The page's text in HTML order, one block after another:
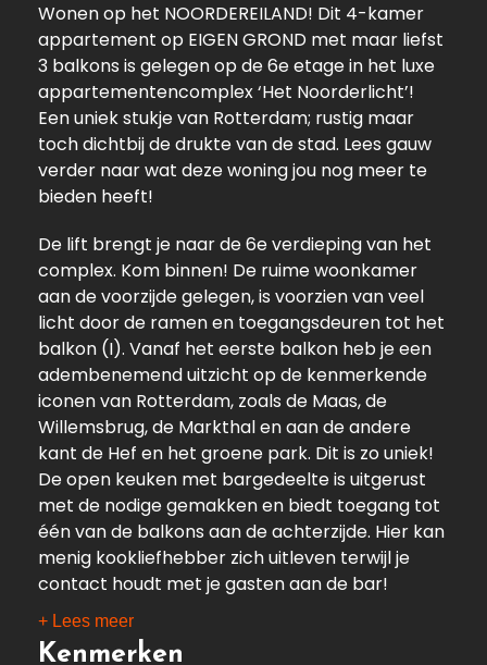
Wonen op het NOORDEREILAND! Dit 4-kamer
appartement op EIGEN GROND met maar liefst
3 balkons is gelegen op de 6e etage in het luxe
appartementencomplex ‘Het Noorderlicht’!
Een uniek stukje van Rotterdam; rustig maar
toch dichtbij de drukte van de stad. Lees gauw
verder naar wat deze woning jou nog meer te
bieden heeft!
De lift brengt je naar de 6e verdieping van het
complex. Kom binnen! De ruime woonkamer
aan de voorzijde gelegen, is voorzien van veel
licht door de ramen en toegangsdeuren tot het
balkon (I). Vanaf het eerste balkon heb je een
adembenemend uitzicht op de kenmerkende
iconen van Rotterdam, zoals de Maas, de
Willemsbrug, de Markthal en aan de andere
kant de Hef en het groene park. Dit is zo uniek!
De open keuken met bargedeelte is uitgerust
met de nodige gemakken en biedt toegang tot
één van de balkons aan de achterzijde. Hier kan
menig kookliefhebber zich uitleven terwijl je
contact houdt met je gasten aan de bar!
Het appartement beschikt over drie royale
slaapkamers, twee hiervan hebben toegang tot
+ Lees meer
Kenmerken